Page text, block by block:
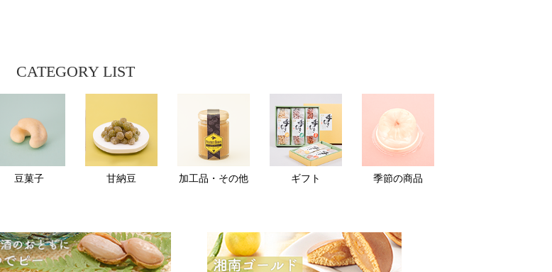
CATEGORY LIST
豆菓子 甘納豆 加工品・その他 ギフト 季節の商品